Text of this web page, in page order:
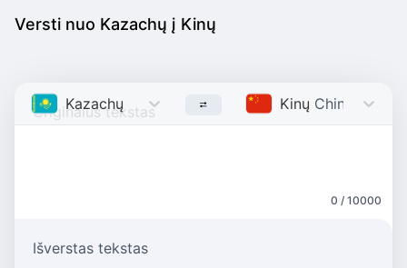
Versti nuo Kazachų į Kinų
Kazachų Kazakh Kinų Chinese
0 / 10000
Išverstas tekstas